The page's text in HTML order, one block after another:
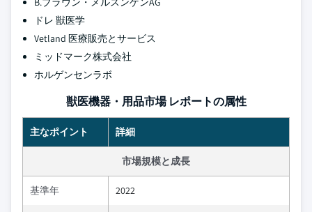
ドレ 獣医学
Vetland 医療販売とサービス
ミッドマーク株式会社
ホルゲンセンラボ
獣医機器・用品市場 レポートの属性
主なポイント 詳細
市場規模と成長
基準年 2022